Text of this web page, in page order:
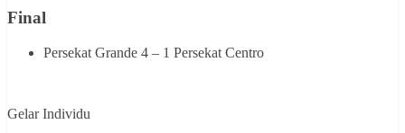
Final
Persekat Grande 4 – 1 Persekat Centro
Gelar Individu